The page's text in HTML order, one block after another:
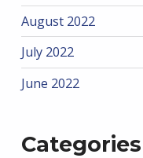
August 2022
July 2022
June 2022
Categories